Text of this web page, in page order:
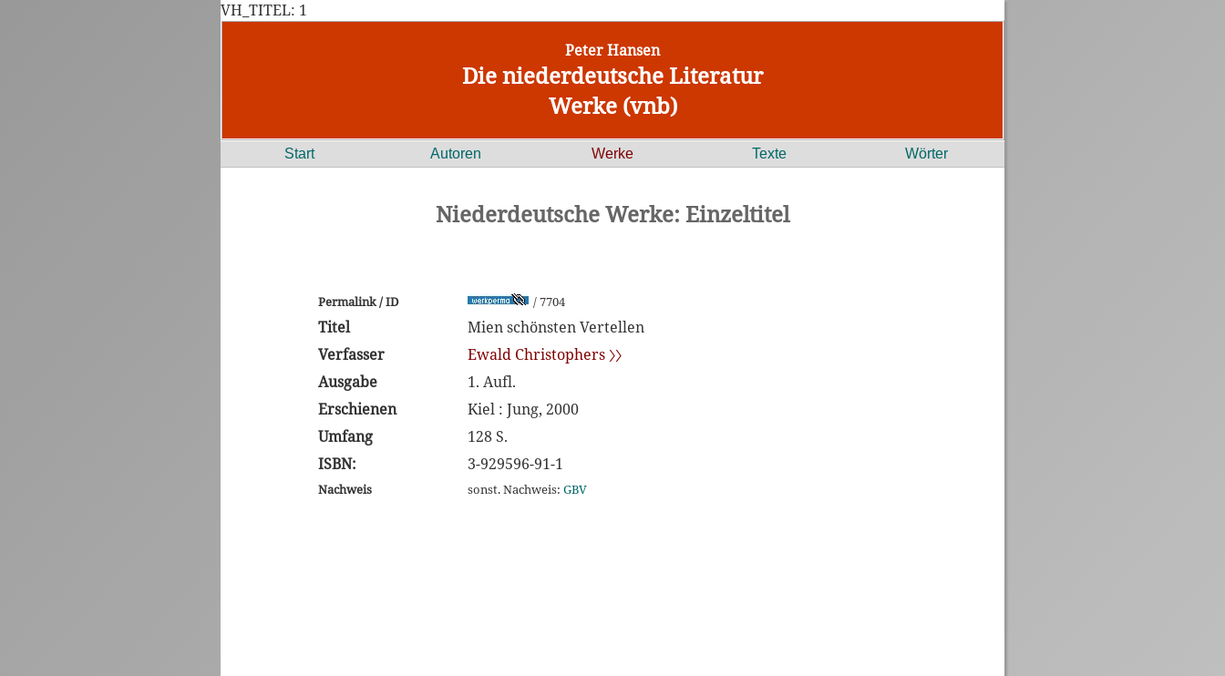
VH_TITEL: 1
Peter Hansen
Die niederdeutsche Literatur
Werke (vnb)
Start Autoren Werke Texte Wörter
Niederdeutsche Werke: Einzeltitel
Permalink / ID / 7704
Titel
Mien schönsten Vertellen
Verfasser
Ewald Christophers 〉〉
Ausgabe
1. Aufl.
Erschienen
Kiel : Jung, 2000
Umfang
128 S.
ISBN:
3-929596-91-1
Nachweis sonst. Nachweis: GBV